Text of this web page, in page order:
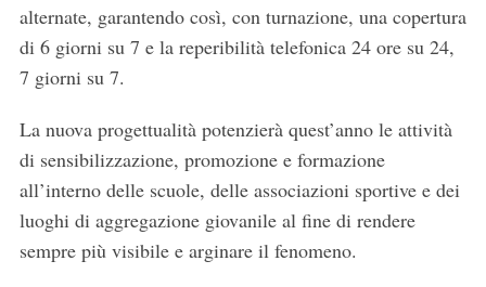
alternate, garantendo così, con turnazione, una copertura
di 6 giorni su 7 e la reperibilità telefonica 24 ore su 24,
7 giorni su 7.
La nuova progettualità potenzierà quest’anno le attività
di sensibilizzazione, promozione e formazione
all’interno delle scuole, delle associazioni sportive e dei
luoghi di aggregazione giovanile al fine di rendere
sempre più visibile e arginare il fenomeno.